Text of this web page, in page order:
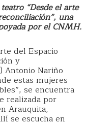
“Desde el arte
una
por el CNMH.
del Espacio
y
Antonio Nariño
estas mujeres
se encuentra
realizada por
Arauquita,
se escucha en